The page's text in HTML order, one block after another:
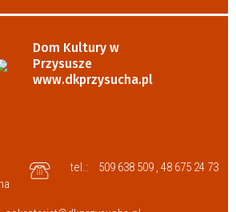
Dom Kultury w
Przysusze
www.dkprzysucha.pl
tel.: 509 638 509 , 48 675 24 73